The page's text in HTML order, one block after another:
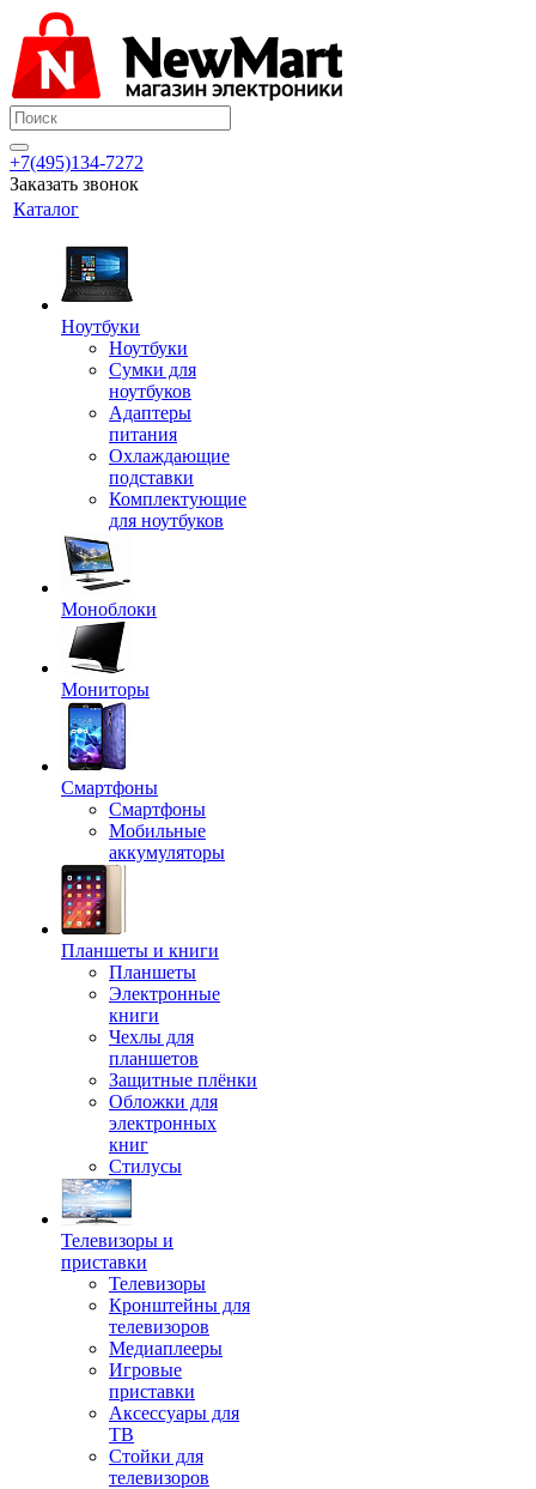
+7(495)134-7272
Заказать звонок
Каталог
Ноутбуки
Ноутбуки
Сумки для
ноутбуков
Адаптеры
питания
Охлаждающие
подставки
Комплектующие
для ноутбуков
Моноблоки
Мониторы
Смартфоны
Смартфоны
Мобильные
аккумуляторы
Планшеты и книги
Планшеты
Электронные
книги
Чехлы для
планшетов
Защитные плёнки
Обложки для
электронных
книг
Стилусы
Телевизоры и
приставки
Телевизоры
Кронштейны для
телевизоров
Медиаплееры
Игровые
приставки
Аксессуары для
ТВ
Стойки для
телевизоров